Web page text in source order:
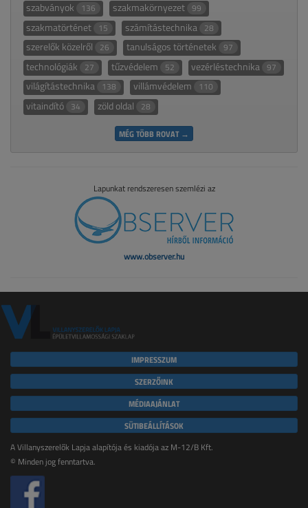
szabványok 136 szakmakörnyezet 99
szakmatörténet 15 számítástechnika 28
szerelők közelről 26 tanulságos történetek 97
technológiák 27 tűzvédelem 52 vezérléstechnika 97
világítástechnika 138 villámvédelem 110
vitaindító 34 zöld oldal 28
MÉG TÖBB ROVAT →
Lapunkat rendszeresen szemlézi az
www.observer.hu
IMPRESSZUM
SZERZŐINK
MÉDIAAJÁNLAT
SÜTIBEÁLLÍTÁSOK
A Villanyszerelők Lapja alapítója és kiadója az M-12/B Kft.
© Minden jog fenntartva.